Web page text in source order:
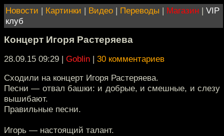
Новости | Картинки | Видео | Переводы | Магазин | VIP
клуб
Концерт Игоря Растеряева
28.09.15 09:29 | Goblin | 30 комментариев
Сходили на концерт Игоря Растеряева.
Песни — отвал башки: и добрые, и смешные, и слезу
вышибают.
Правильные песни.
Игорь — настоящий талант.